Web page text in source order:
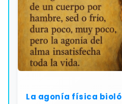
La agonía física